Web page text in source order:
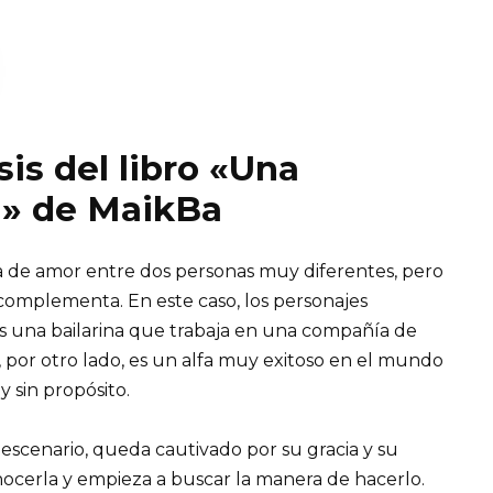
del libro «Una
de MaikBa
de amor entre dos personas muy diferentes, pero
En este caso, los personajes
una bailarina que trabaja en una compañía de
otro lado, es un alfa muy exitoso en el mundo
sin propósito.
queda cautivado por su gracia y su
y empieza a buscar la manera de hacerlo.